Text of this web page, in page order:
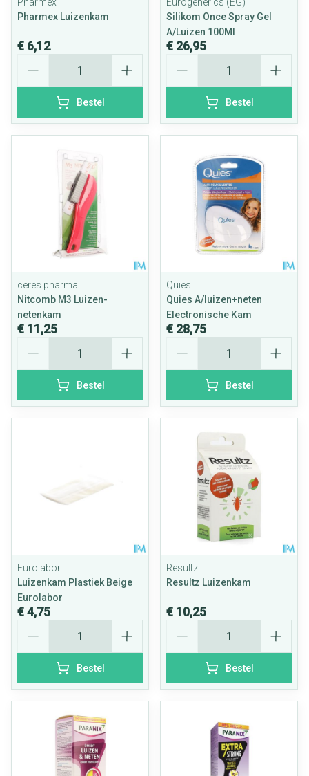
Pharmex Luizenkam
€ 6,12
Bestel
Silikom Once Spray Gel
A/Luizen 100Ml
€ 26,95
Bestel
ceres pharma
Nitcomb M3 Luizen-
netenkam
€ 11,25
Bestel
Quies
Quies A/luizen+neten
Electronische Kam
€ 28,75
Bestel
Eurolabor
Luizenkam Plastiek Beige
Eurolabor
€ 4,75
Bestel
Resultz
Resultz Luizenkam
€ 10,25
Bestel